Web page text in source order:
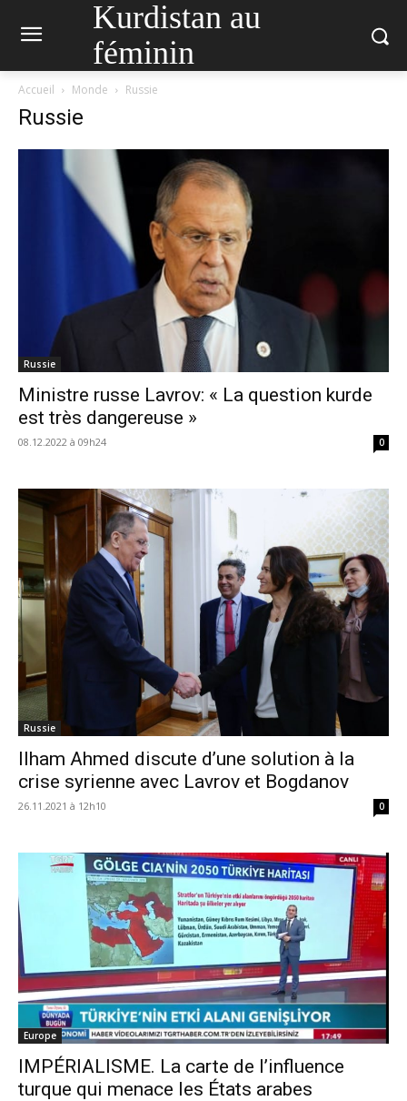
Kurdistan au
féminin
Accueil Monde Russie
Russie
Russie
Ministre russe Lavrov: « La question kurde
est très dangereuse »
08.12.2022 à 09h24 0
Russie
Ilham Ahmed discute d’une solution à la
crise syrienne avec Lavrov et Bogdanov
26.11.2021 à 12h10 0
Europe
IMPÉRIALISME. La carte de l’influence
turque qui menace les États arabes